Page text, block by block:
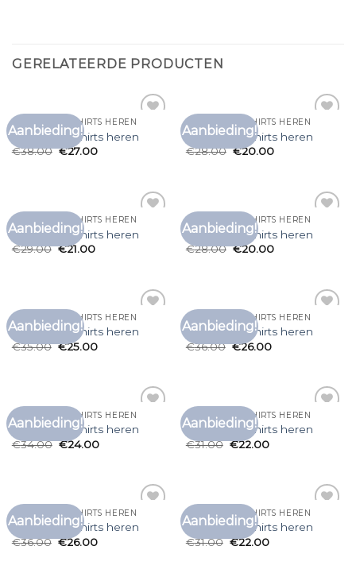
GERELATEERDE PRODUCTEN
Aanbieding!
aan
MULTIPACK T SHIRTS HEREN
multipack t shirts heren
€38.00 €27.00
Aanbieding!
aan
MULTIPACK T SHIRTS HEREN
multipack t shirts heren
€28.00 €20.00
Aanbieding!
aan
MULTIPACK T SHIRTS HEREN
multipack t shirts heren
€29.00 €21.00
Aanbieding!
aan
MULTIPACK T SHIRTS HEREN
multipack t shirts heren
€28.00 €20.00
Aanbieding!
aan
MULTIPACK T SHIRTS HEREN
multipack t shirts heren
€35.00 €25.00
Aanbieding!
aan
MULTIPACK T SHIRTS HEREN
multipack t shirts heren
€36.00 €26.00
Aanbieding!
aan
MULTIPACK T SHIRTS HEREN
multipack t shirts heren
€34.00 €24.00
Aanbieding!
aan
MULTIPACK T SHIRTS HEREN
multipack t shirts heren
€31.00 €22.00
Aanbieding!
aan
MULTIPACK T SHIRTS HEREN
multipack t shirts heren
€36.00 €26.00
Aanbieding!
aan
MULTIPACK T SHIRTS HEREN
multipack t shirts heren
€31.00 €22.00